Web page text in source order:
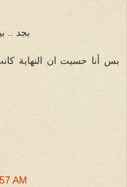
بجد ..
بس أنا حسيت ان النهاية
AM